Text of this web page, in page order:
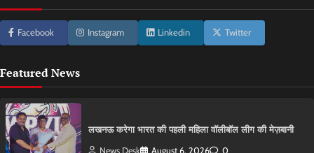
Facebook Instagram Linkedin Twitter
Featured News
लखनऊ करेगा भारत की पहली महिला वॉलीबॉल लीग की मेज़बानी
News Desk August 6, 2026 0